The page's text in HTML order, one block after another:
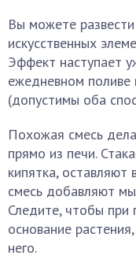
Вы можете
искусственных
Эффект наступает
ежедневном поливе
(допустимы оба
Похожая смесь
прямо из печи.
кипятка, оставляют
смесь добавляют
Следите, чтобы при
основание
него.